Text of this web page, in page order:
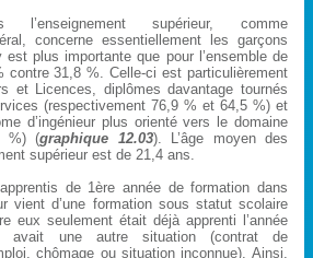
l’enseignement supérieur, comme
concerne essentiellement les garçons
plus importante que pour l’ensemble de
contre 31,8 %. Celle-ci est particulièrement
et Licences, diplômes davantage tournés
(respectivement 76,9 % et 64,5 %) et
d’ingénieur plus orienté vers le domaine
%) (graphique 12.03). L’âge moyen des
supérieur est de 21,4 ans.
de 1ère année de formation dans
vient d’une formation sous statut scolaire
eux seulement était déjà apprenti l’année
avait une autre situation (contrat de
chômage ou situation inconnue). Ainsi,